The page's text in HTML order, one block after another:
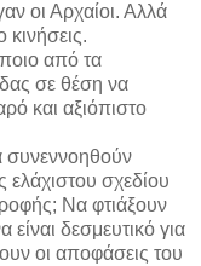
οι Αρχαίοι. Αλλά
κινήσεις.
από τα
σε θέση να
και αξιόπιστο
σχεδίου
Να φτιάξουν
δεσμευτικό για
οι αποφάσεις του